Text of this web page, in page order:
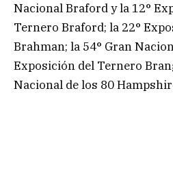
Nacional Braford y la 12°
Ternero Braford; la 22°
Brahman; la 54° Gran
Exposición del Ternero
Nacional de los 80